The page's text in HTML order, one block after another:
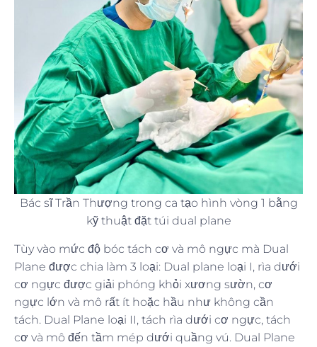
Bác sĩ Trần Thượng trong ca tạo hình vòng 1 bằng
kỹ thuật đặt túi dual plane
Tùy vào mức độ bóc tách cơ và mô ngực mà Dual
Plane được chia làm 3 loại: Dual plane loại I, rìa dưới
cơ ngực được giải phóng khỏi xương sườn, cơ
ngực lớn và mô rất ít hoặc hầu như không cần
tách. Dual Plane loại II, tách rìa dưới cơ ngực, tách
cơ và mô đến tầm mép dưới quầng vú. Dual Plane